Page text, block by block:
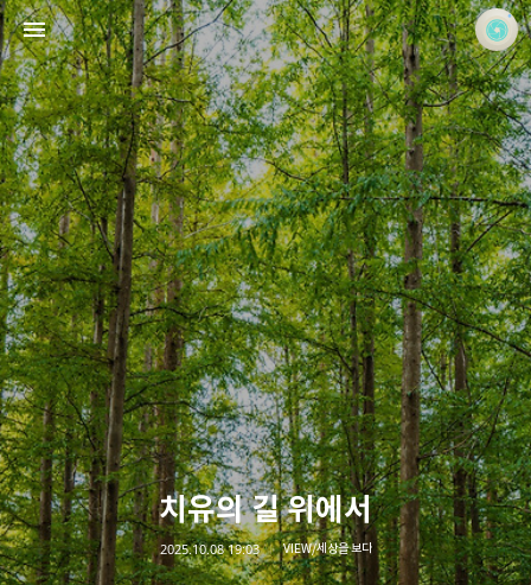
치유의 길 위에서
2025.10.08 19:03 VIEW/세상을 보다
사진 속의 또 다른 나
홍정석